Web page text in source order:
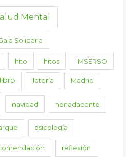
Mental
Solidaria
hito hitos IMSERSO
libro lotería Madrid
navidad nenadaconte
psicología
reflexión